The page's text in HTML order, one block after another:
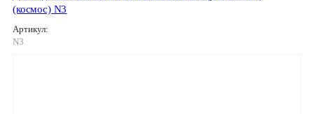
(космос) N3
Артикул:
N3